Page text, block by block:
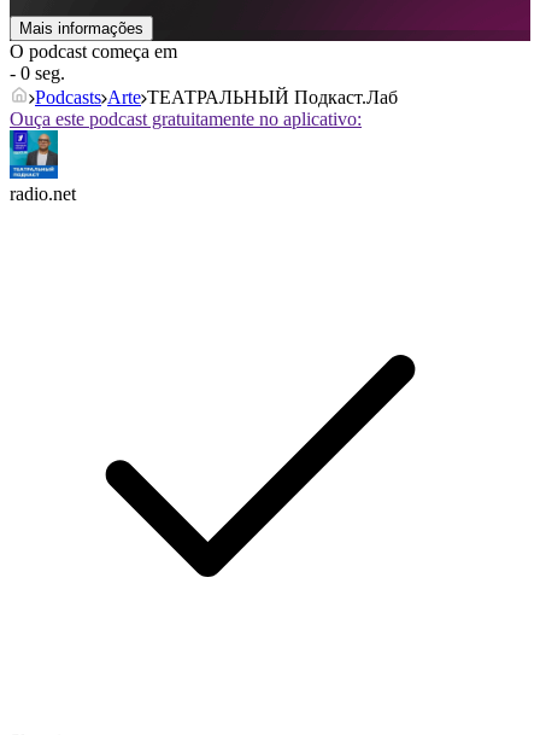
Mais informações
O podcast começa em
- 0 seg.
Podcasts Arte ТЕАТРАЛЬНЫЙ Подкаст.Лаб
Ouça este podcast gratuitamente no aplicativo:
radio.net